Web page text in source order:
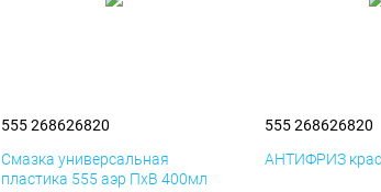
555 268626820
Смазка универсальная
пластика 555 аэр ПхВ 400мл
555 268626820
АНТИФРИЗ